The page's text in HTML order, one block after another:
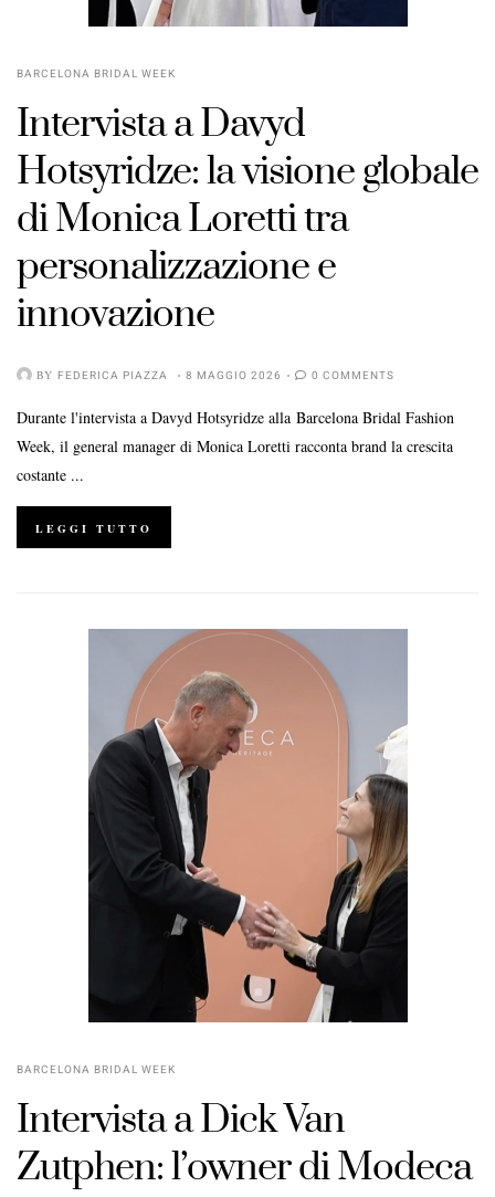
BARCELONA BRIDAL WEEK
Intervista a Davyd
Hotsyridze: la visione globale
di Monica Loretti tra
personalizzazione e
innovazione
BY FEDERICA PIAZZA 8 MAGGIO 2026 0 COMMENTS
Durante l'intervista a Davyd Hotsyridze alla Barcelona Bridal Fashion
Week, il general manager di Monica Loretti racconta brand la crescita
costante ...
LEGGI TUTTO
BARCELONA BRIDAL WEEK
Intervista a Dick Van
Zutphen: l’owner di Modeca